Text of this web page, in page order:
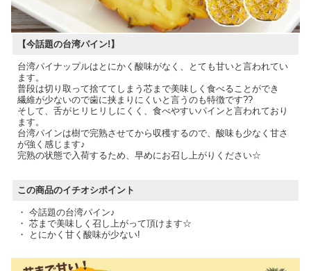
【今話題の台湾パイン!】
台湾パイナップルはとにかく酸味がなく、とても甘いと言われてい
ます。
普段は切り取って捨ててしまう芯まで美味しく食べることができ
繊維が少ないので歯に挟まりにくいと言うのも特徴です??
そして、舌がヒリヒリしにくく、食べやすいパインと言われており
ます。
台湾パインは樹で完熟させてから収穫するので、酸味も少なく甘さ
が強く感じます♪
完熟の状態で入荷するため、早めにお召し上がりください☆
この商品のイチオシポイント
・ 今話題の台湾パイン♪
・ 芯まで美味しく召し上がって頂けます☆
・ とにかく甘く酸味が少ない!